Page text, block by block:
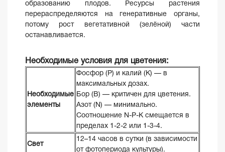
образованию плодов. Ресурсы растения
перераспределяются на генеративные органы,
потому рост вегетативной (зелёной) части
останавливается.
Необходимые условия для цветения:
Необходимые
элементы
Фосфор (P) и калий (K) — в
максимальных дозах.
Бор (B) — критичен для цветения.
Азот (N) — минимально.
Соотношение N-P-K смещается в
пределах 1-2-2 или 1-3-4.
Свет
12–14 часов в сутки (в зависимости
от фотопериода культуры).